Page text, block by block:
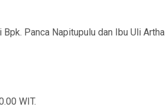
Panca Napitupulu dan Ibu Uli Artha
WIT.